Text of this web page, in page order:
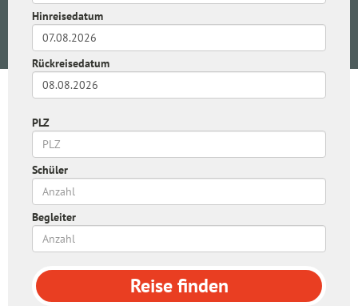
Hinreisedatum
Rückreisedatum
PLZ
Schüler
Begleiter
Reisefinden